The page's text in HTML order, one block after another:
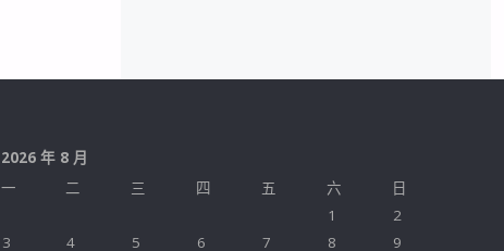
2026 年 8 月
一
二 三 四 五 六
日
1
2
3
4 5 6 7 8 9